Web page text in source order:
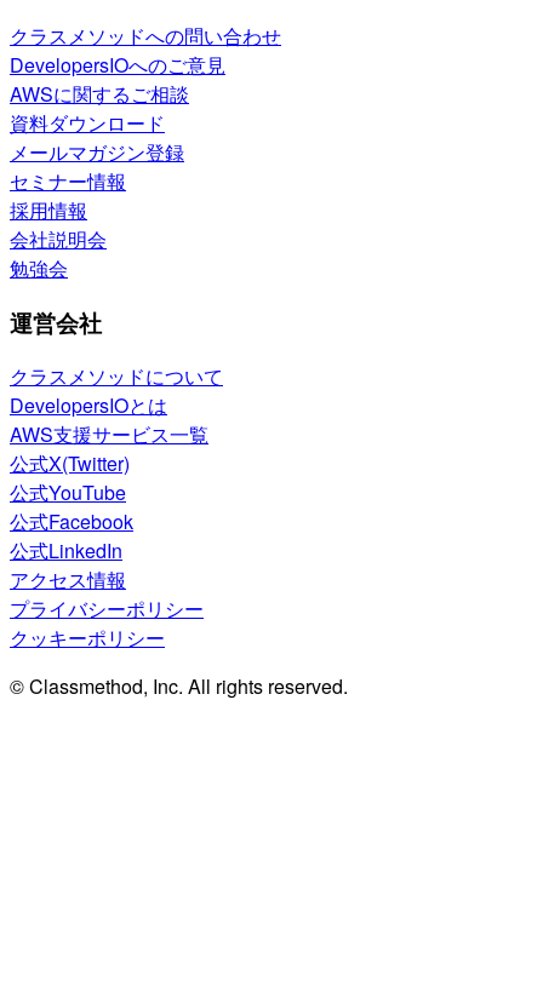
クラスメソッドへの問い合わせ
DevelopersIOへのご意見
AWSに関するご相談
資料ダウンロード
メールマガジン登録
セミナー情報
採用情報
会社説明会
勉強会
運営会社
クラスメソッドについて
DevelopersIOとは
AWS支援サービス一覧
公式X(Twitter)
公式YouTube
公式Facebook
公式LinkedIn
アクセス情報
プライバシーポリシー
クッキーポリシー
© Classmethod, Inc. All rights reserved.